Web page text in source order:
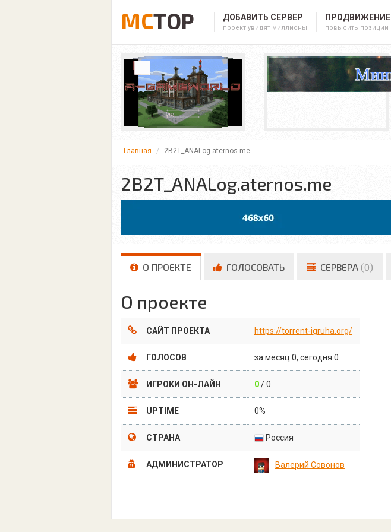
MCTOP ДОБАВИТЬ СЕРВЕР
проект увидят миллионы
ПРОДВИЖЕНИЕ
повысить позиции
Главная 2B2T_ANALog.aternos.me
2B2T_ANALog.aternos.me
О ПРОЕКТЕ ГОЛОСОВАТЬ СЕРВЕРА (0)
О проекте
САЙТ ПРОЕКТА https://torrent-igruha.org/
ГОЛОСОВ за месяц 0, сегодня 0
ИГРОКИ ОН-ЛАЙН 0/ 0
UPTIME 0%
СТРАНА Россия
АДМИНИСТРАТОР Валерий Совонов